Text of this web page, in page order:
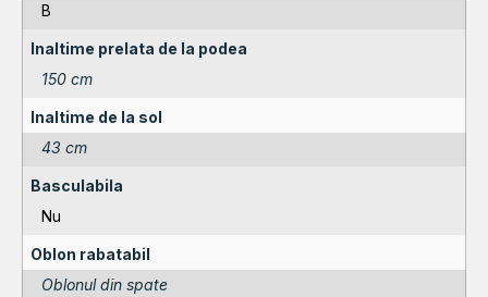
B
Inaltime prelata de la podea
150 cm
Inaltime de la sol
43 cm
Basculabila
Nu
Oblon rabatabil
Oblonul din spate